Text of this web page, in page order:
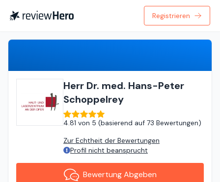
Registrieren
Herr Dr. med. Hans-Peter
Schoppelrey
4.81 von 5 (basierend auf 73 Bewertungen)
Zur Echtheit der Bewertungen
Profil nicht beansprucht
Bewertung Abgeben